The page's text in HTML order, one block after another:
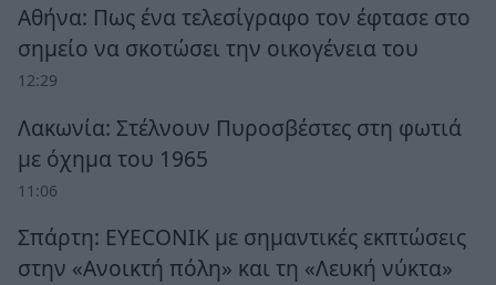
Αθήνα: Πως ένα τελεσίγραφο τον έφτασε στο
σημείο να σκοτώσει την οικογένεια του
12:29
Λακωνία: Στέλνουν Πυροσβέστες στη φωτιά
με όχημα του 1965
11:06
Σπάρτη: EYECONIK με σημαντικές εκπτώσεις
στην «Ανοικτή πόλη» και τη «Λευκή νύκτα»